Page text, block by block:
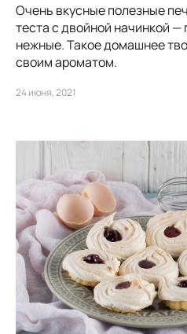
Очень вкусные полезные
теста с двойной начинкой
нежные. Такое домашнее
своим ароматом.
24 июня, 2021